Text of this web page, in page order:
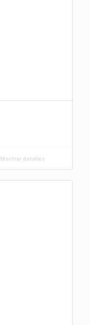
Mostrar detalles